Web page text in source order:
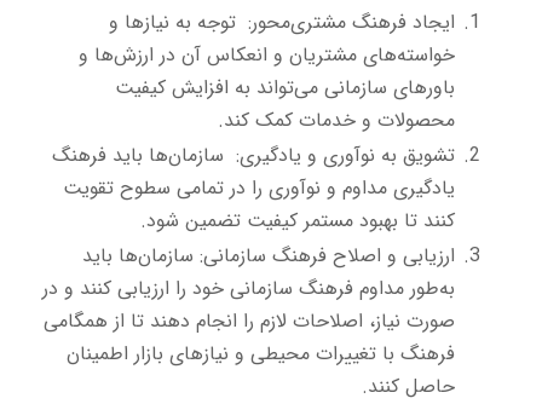
ایجاد فرهنگ مشتری‌محور: توجه به نیازها و
خواسته‌های مشتریان و انعکاس آن در ارزش‌ها و
باورهای سازمانی می‌تواند به افزایش کیفیت
محصولات و خدمات کمک کند.
تشویق به نوآوری و یادگیری: سازمان‌ها باید فرهنگ
یادگیری مداوم و نوآوری را در تمامی سطوح تقویت
کنند تا بهبود مستمر کیفیت تضمین شود.
ارزیابی و اصلاح فرهنگ سازمانی: سازمان‌ها باید
به‌طور مداوم فرهنگ سازمانی خود را ارزیابی کنند و در
صورت نیاز، اصلاحات لازم را انجام دهند تا از همگامی
فرهنگ با تغییرات محیطی و نیازهای بازار اطمینان
حاصل کنند.